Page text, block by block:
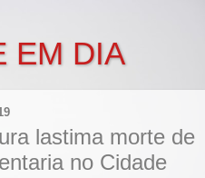
EM DIA
lastima morte de
no Cidade